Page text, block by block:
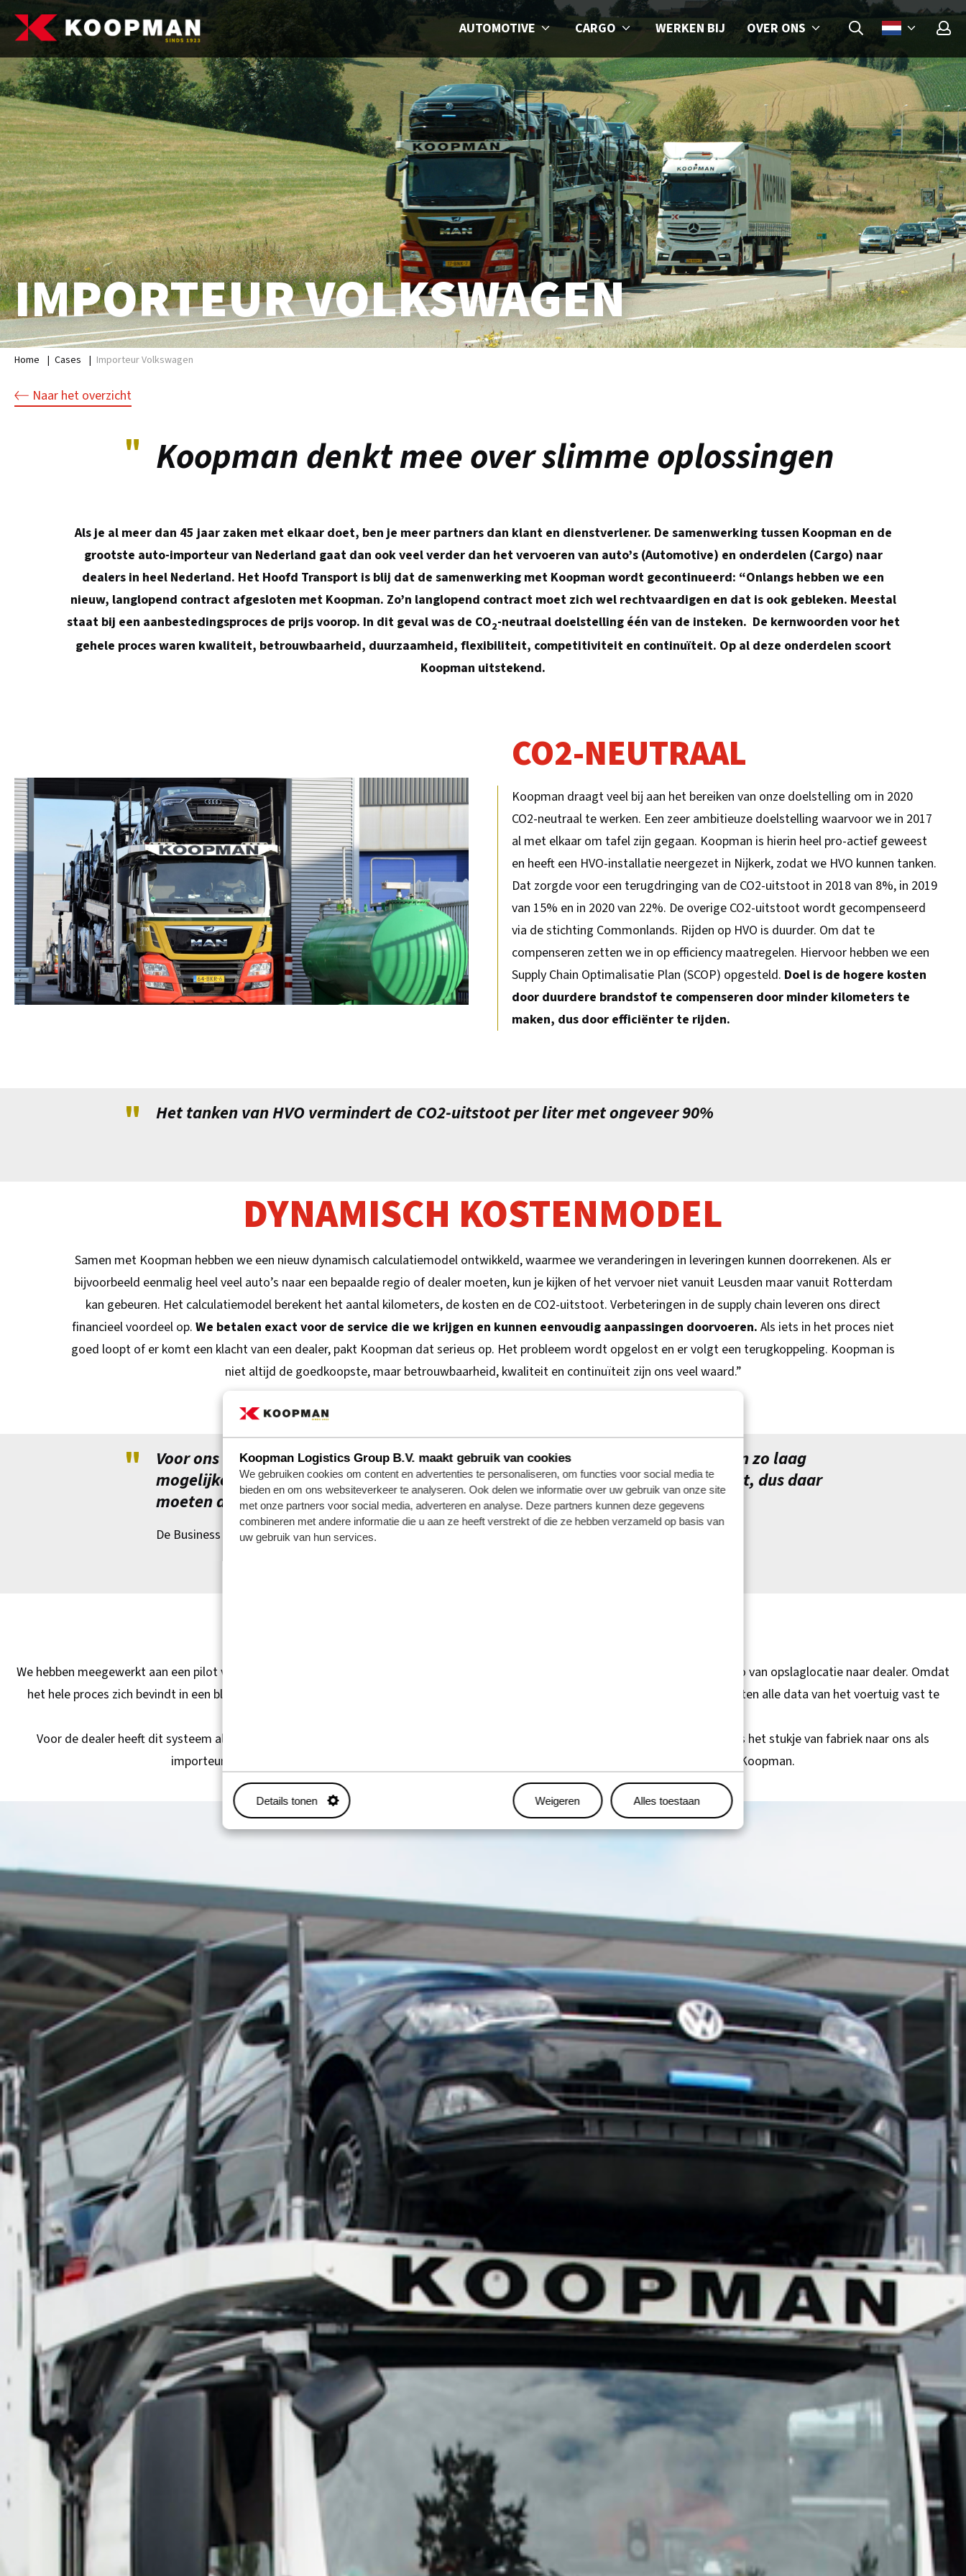
Koopman Logistics Group B.V. maakt gebruik van cookies
We gebruiken cookies om content en advertenties te personaliseren, om functies voor social media te
bieden en om ons websiteverkeer te analyseren. Ook delen we informatie over uw gebruik van onze site
met onze partners voor social media, adverteren en analyse. Deze partners kunnen deze gegevens
combineren met andere informatie die u aan ze heeft verstrekt of die ze hebben verzameld op basis van
uw gebruik van hun services.
Details tonen Weigeren Alles toestaan
AUTOMOTIVE CARGO WERKEN BIJ OVER ONS
IMPORTEUR VOLKSWAGEN
Home | Cases | Importeur Volkswagen
Naar het overzicht
" Koopman denkt mee over slimme oplossingen
Als je al meer dan 45 jaar zaken met elkaar doet, ben je meer partners dan klant en dienstverlener. De samenwerking tussen Koopman en de
grootste auto-importeur van Nederland gaat dan ook veel verder dan het vervoeren van auto’s (Automotive) en onderdelen (Cargo) naar
dealers in heel Nederland. Het Hoofd Transport is blij dat de samenwerking met Koopman wordt gecontinueerd: “Onlangs hebben we een
nieuw, langlopend contract afgesloten met Koopman. Zo’n langlopend contract moet zich wel rechtvaardigen en dat is ook gebleken. Meestal
staat bij een aanbestedingsproces de prijs voorop. In dit geval was de CO2-neutraal doelstelling één van de insteken. De kernwoorden voor het
gehele proces waren kwaliteit, betrouwbaarheid, duurzaamheid, flexibiliteit, competitiviteit en continuïteit. Op al deze onderdelen scoort
Koopman uitstekend.
CO2-NEUTRAAL
Koopman draagt veel bij aan het bereiken van onze doelstelling om in 2020
CO2-neutraal te werken. Een zeer ambitieuze doelstelling waarvoor we in 2017
al met elkaar om tafel zijn gegaan. Koopman is hierin heel pro-actief geweest
en heeft een HVO-installatie neergezet in Nijkerk, zodat we HVO kunnen tanken.
Dat zorgde voor een terugdringing van de CO2-uitstoot in 2018 van 8%, in 2019
van 15% en in 2020 van 22%. De overige CO2-uitstoot wordt gecompenseerd
via de stichting Commonlands. Rijden op HVO is duurder. Om dat te
compenseren zetten we in op efficiency maatregelen. Hiervoor hebben we een
Supply Chain Optimalisatie Plan (SCOP) opgesteld. Doel is de hogere kosten
door duurdere brandstof te compenseren door minder kilometers te
maken, dus door efficiënter te rijden.
" Het tanken van HVO vermindert de CO2-uitstoot per liter met ongeveer 90%
DYNAMISCH KOSTENMODEL
Samen met Koopman hebben we een nieuw dynamisch calculatiemodel ontwikkeld, waarmee we veranderingen in leveringen kunnen doorrekenen. Als er
bijvoorbeeld eenmalig heel veel auto’s naar een bepaalde regio of dealer moeten, kun je kijken of het vervoer niet vanuit Leusden maar vanuit Rotterdam
kan gebeuren. Het calculatiemodel berekent het aantal kilometers, de kosten en de CO2-uitstoot. Verbeteringen in de supply chain leveren ons direct
financieel voordeel op. We betalen exact voor de service die we krijgen en kunnen eenvoudig aanpassingen doorvoeren. Als iets in het proces niet
goed loopt of er komt een klacht van een dealer, pakt Koopman dat serieus op. Het probleem wordt opgelost en er volgt een terugkoppeling. Koopman is
niet altijd de goedkoopste, maar betrouwbaarheid, kwaliteit en continuïteit zijn ons veel waard.”
"
Voor ons is het belangrijk om zowel onze CO2-doelstelling te halen, als om tegen zo laag
mogelijke kosten te vervoeren. Vervoer zorgt voor een groot deel van de uitstoot, dus daar
moeten de processen zo efficiënt mogelijk verlopen
De Business Unit Manager Cars
We hebben meegewerkt aan een pilot voor blockchain technologie. Dat betekent een volledige digitalisering van het vervoer van de auto van opslaglocatie naar dealer. Omdat
het hele proces zich bevindt in een blockchain-omgeving, zijn data optimaal beveiligd en onveranderbaar. Door in de hele logistieke keten alle data van het voertuig vast te
Voor de dealer heeft dit systeem als voordeel dat hij precies kan zien waar de auto’s zijn en wanneer ze geleverd worden. Voor ons is het stukje van fabriek naar ons als
importeur interessanter. Daarover zijn we in gesprek met de ontwikkelaar van het systeem – Vinturas – en Koopman.